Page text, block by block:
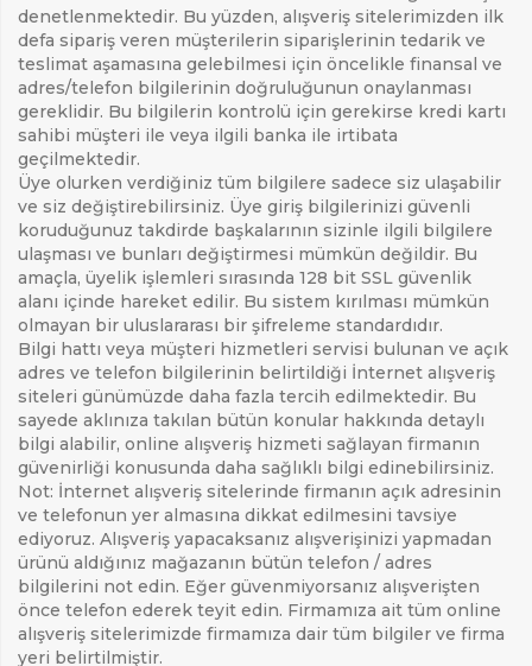
denetlenmektedir. Bu yüzden, alışveriş sitelerimizden ilk
defa sipariş veren müşterilerin siparişlerinin tedarik ve
teslimat aşamasına gelebilmesi için öncelikle finansal ve
adres/telefon bilgilerinin doğruluğunun onaylanması
gereklidir. Bu bilgilerin kontrolü için gerekirse kredi kartı
sahibi müşteri ile veya ilgili banka ile irtibata
geçilmektedir.
Üye olurken verdiğiniz tüm bilgilere sadece siz ulaşabilir
ve siz değiştirebilirsiniz. Üye giriş bilgilerinizi güvenli
koruduğunuz takdirde başkalarının sizinle ilgili bilgilere
ulaşması ve bunları değiştirmesi mümkün değildir. Bu
amaçla, üyelik işlemleri sırasında 128 bit SSL güvenlik
alanı içinde hareket edilir. Bu sistem kırılması mümkün
olmayan bir uluslararası bir şifreleme standardıdır.
Bilgi hattı veya müşteri hizmetleri servisi bulunan ve açık
adres ve telefon bilgilerinin belirtildiği İnternet alışveriş
siteleri günümüzde daha fazla tercih edilmektedir. Bu
sayede aklınıza takılan bütün konular hakkında detaylı
bilgi alabilir, online alışveriş hizmeti sağlayan firmanın
güvenirliği konusunda daha sağlıklı bilgi edinebilirsiniz.
Not: İnternet alışveriş sitelerinde firmanın açık adresinin
ve telefonun yer almasına dikkat edilmesini tavsiye
ediyoruz. Alışveriş yapacaksanız alışverişinizi yapmadan
ürünü aldığınız mağazanın bütün telefon / adres
bilgilerini not edin. Eğer güvenmiyorsanız alışverişten
önce telefon ederek teyit edin. Firmamıza ait tüm online
alışveriş sitelerimizde firmamıza dair tüm bilgiler ve firma
yeri belirtilmiştir.